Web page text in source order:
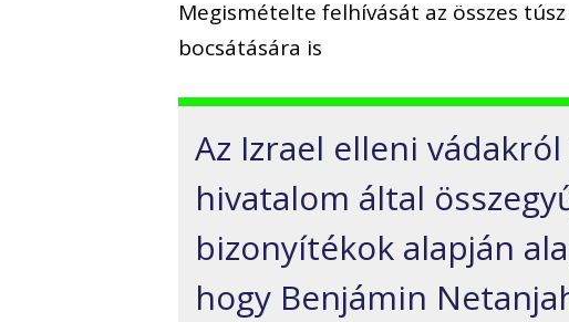
Megismételte felhívását az összes
bocsátására is
Az Izrael elleni
hivatalom által
bizonyítékok alapján
hogy Benjámin